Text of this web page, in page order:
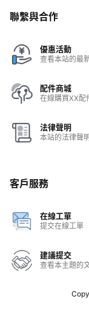
聯繫與合作
優惠活動
查看本站的最
配件商城
在線購買XX配
法律聲明
本站的法律聲
客戶服務
在線工單
提交在線工單
建議提交
查看本主題的